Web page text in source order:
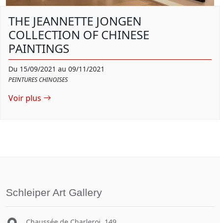
THE JEANNETTE JONGEN
COLLECTION OF CHINESE
PAINTINGS
Du 15/09/2021 au 09/11/2021
PEINTURES CHINOISES
Voir plus
Schleiper Art Gallery